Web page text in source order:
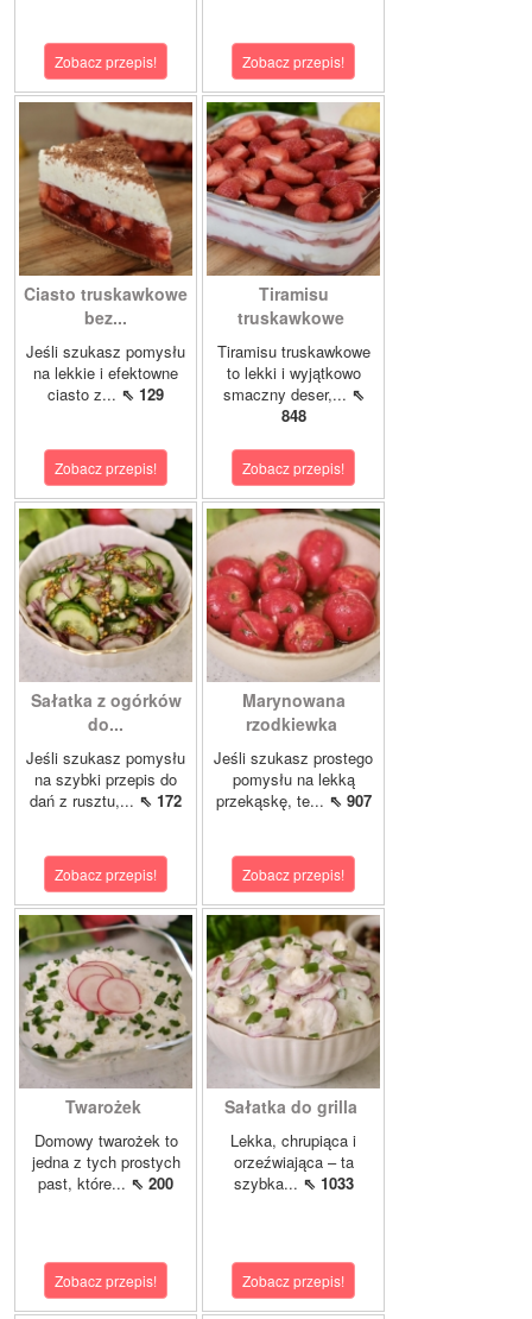
Zobacz przepis! Zobacz przepis!
Ciasto truskawkowe
bez...
Jeśli szukasz pomysłu
na lekkie i efektowne
ciasto z... ⇖ 129
Zobacz przepis!
Tiramisu
truskawkowe
Tiramisu truskawkowe
to lekki i wyjątkowo
smaczny deser,... ⇖
848
Zobacz przepis!
Sałatka z ogórków
do...
Jeśli szukasz pomysłu
na szybki przepis do
dań z rusztu,... ⇖ 172
Zobacz przepis!
Marynowana
rzodkiewka
Jeśli szukasz prostego
pomysłu na lekką
przekąskę, te... ⇖ 907
Zobacz przepis!
Twarożek
Domowy twarożek to
jedna z tych prostych
past, które... ⇖ 200
Zobacz przepis!
Sałatka do grilla
Lekka, chrupiąca i
orzeźwiająca – ta
szybka... ⇖ 1033
Zobacz przepis!